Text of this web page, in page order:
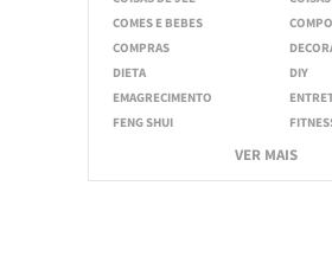
COMES E BEBES
COMPRAS
DIETA
DIY
EMAGRECIMENTO
FENG SHUI
VER MAIS